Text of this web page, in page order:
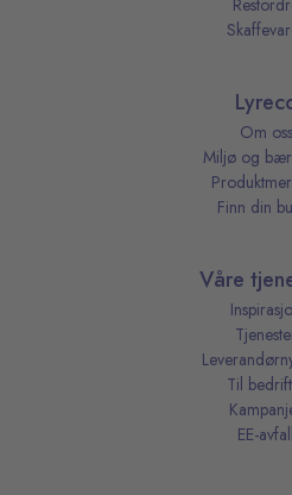
Om oss
Miljø og
Finn din
Våre
Til
EE-avfall